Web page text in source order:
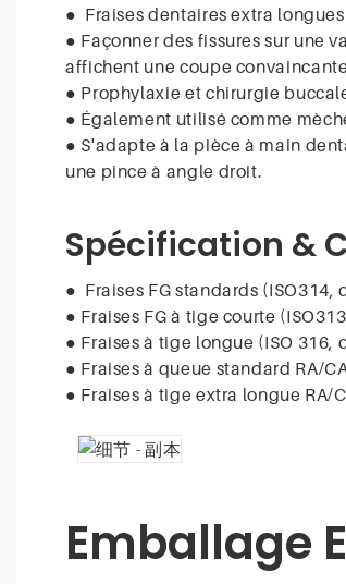
● Fraises dentaires extra
● Façonner des fissures sur une
affichent une coupe
● Prophylaxie et chirurgie
● Également utilisé comme
● S'adapte à la pièce à main
une pince à angle droit.
Spécification &
● Fraises FG standards
● Fraises FG à tige courte
● Fraises à tige longue (ISO
● Fraises à queue standard RA/
● Fraises à tige extra longue
Emballage